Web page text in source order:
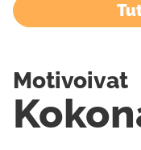
Motivoivat